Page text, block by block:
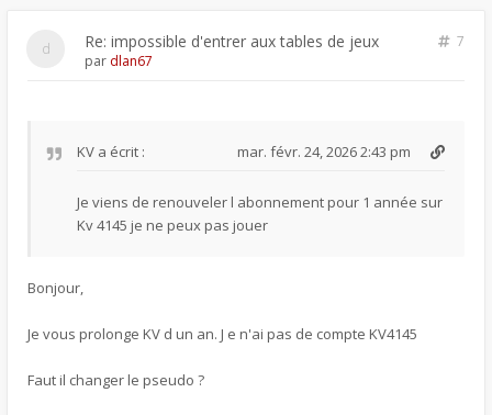
Re: impossible d'entrer aux tables de jeux
7
par dlan67
KV a écrit : mar. févr. 24, 2026 2:43 pm
Je viens de renouveler l abonnement pour 1 année sur
Kv 4145 je ne peux pas jouer
Bonjour,
Je vous prolonge KV d un an. J e n'ai pas de compte KV4145
Faut il changer le pseudo ?